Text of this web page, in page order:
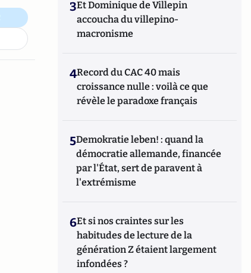
3Et Dominique de Villepin
accoucha du villepino-
macronisme
4Record du CAC 40 mais
croissance nulle : voilà ce que
révèle le paradoxe français
5Demokratie leben! : quand la
démocratie allemande, financée
par l'État, sert de paravent à
l'extrémisme
6Et si nos craintes sur les
habitudes de lecture de la
génération Z étaient largement
infondées ?